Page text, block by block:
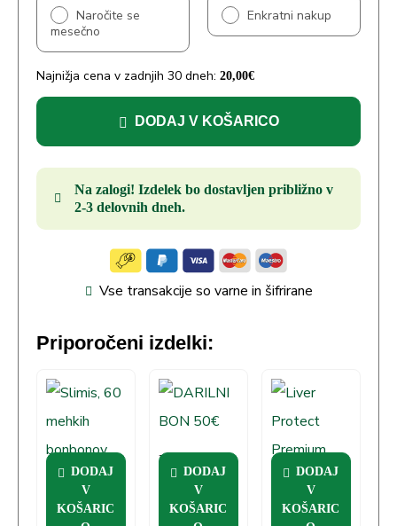
Enkratni nakup
Naročite se
mesečno
Najnižja cena v zadnjih 30 dneh: 20,00€
DODAJ V KOŠARICO
Na zalogi! Izdelek bo dostavljen približno v
2-3 delovnih dneh.
Vse transakcije so varne in šifrirane
Priporočeni izdelki:
Slimis, 60
mehkih
bonbonov
DODAJ
V
KOŠARIC
DARILNI
BON 50€
DODAJ
V
KOŠARIC
Liver Protect
Premium
DODAJ
V
KOŠARIC